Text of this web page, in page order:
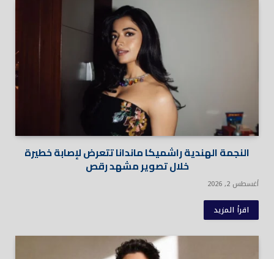
النجمة الهندية راشميكا ماندانا تتعرض لإصابة خطيرة
خلال تصوير مشهد رقص
أغسطس 2, 2026
اقرأ المزيد